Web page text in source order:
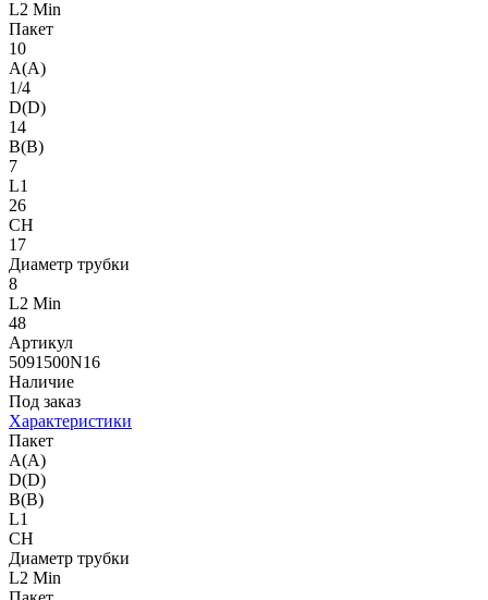
L2 Min
Пакет
10
A(A)
1/4
D(D)
14
B(B)
7
L1
26
CH
17
Диаметр трубки
8
L2 Min
48
Артикул
5091500N16
Наличие
Под заказ
Характеристики
Пакет
A(A)
D(D)
B(B)
L1
CH
Диаметр трубки
L2 Min